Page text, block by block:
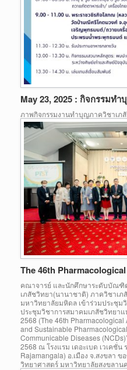
May 23, 2025 : กิจกรรมท
ภาพกิจกรรมงานทำบุญภาควิชาเภ
The 46th
คณาจารย์ และนักศึกษาระดับบัณฑิ
เภสัชวิทยา(นานาชาติ) ภาควิชาเ
มหาวิทยาลัยมหิดล เข้าร่วมประชุม
ประชุมวิชาการสมาคมเภสัชวิทยาแ
2568 (The 46th Pharmacological
and Sustainable
Communicable Diseases
2568 ณ โรงแรม เดอะเบด เวเคชั่น
Rajamangala) อ.เมือง จ.สงขลา
วิทยาศาสตร์ มหาวิทยาลัยสงขลาน